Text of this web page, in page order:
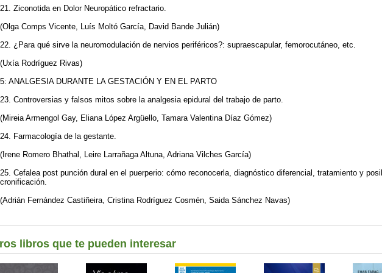
21. Ziconotida en Dolor Neuropático refractario.
(Olga Comps Vicente, Luís Moltó García, David Bande Julián)
22. ¿Para qué sirve la neuromodulación de nervios periféricos?: supraescapular, femorocutáneo, etc.
(Uxía Rodríguez Rivas)
5: ANALGESIA DURANTE LA GESTACIÓN Y EN EL PARTO
23. Controversias y falsos mitos sobre la analgesia epidural del trabajo de parto.
(Mireia Armengol Gay, Eliana López Argüello, Tamara Valentina Díaz Gómez)
24. Farmacología de la gestante.
(Irene Romero Bhathal, Leire Larrañaga Altuna, Adriana Vilches García)
25. Cefalea post punción dural en el puerperio: cómo reconocerla, diagnóstico diferencial, tratamiento y
cronificación.
(Adrián Fernández Castiñeira, Cristina Rodríguez Cosmén, Saida Sánchez Navas)
libros que te pueden interesar